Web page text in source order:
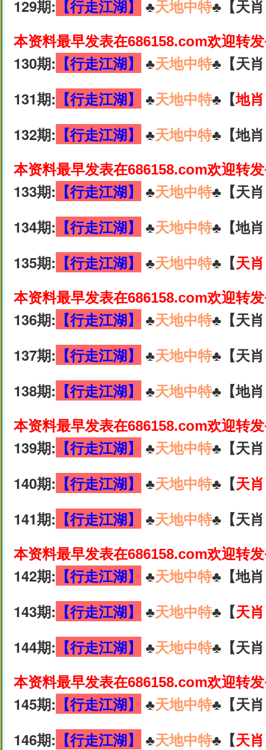
129期: 【行走江湖】 ♣️天地中特♣️【天
本资料最早发表在686158.com欢迎转
130期: 【行走江湖】 ♣️天地中特♣️【天
131期: 【行走江湖】 ♣️天地中特♣️【地肖
132期: 【行走江湖】 ♣️天地中特♣️【地
本资料最早发表在686158.com欢迎转
133期: 【行走江湖】 ♣️天地中特♣️【天
134期: 【行走江湖】 ♣️天地中特♣️【地
135期: 【行走江湖】 ♣️天地中特♣️【天肖
本资料最早发表在686158.com欢迎转
136期: 【行走江湖】 ♣️天地中特♣️【天
137期: 【行走江湖】 ♣️天地中特♣️【天
138期: 【行走江湖】 ♣️天地中特♣️【地
本资料最早发表在686158.com欢迎转
139期: 【行走江湖】 ♣️天地中特♣️【天
140期: 【行走江湖】 ♣️天地中特♣️【天肖
141期: 【行走江湖】 ♣️天地中特♣️【天
本资料最早发表在686158.com欢迎转
142期: 【行走江湖】 ♣️天地中特♣️【地
143期: 【行走江湖】 ♣️天地中特♣️【天肖
144期: 【行走江湖】 ♣️天地中特♣️【天
本资料最早发表在686158.com欢迎转
145期: 【行走江湖】 ♣️天地中特♣️【天
146期: 【行走江湖】 ♣️天地中特♣️【天肖